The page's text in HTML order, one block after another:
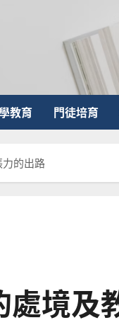
教育 門徒培育
的出路
處境及